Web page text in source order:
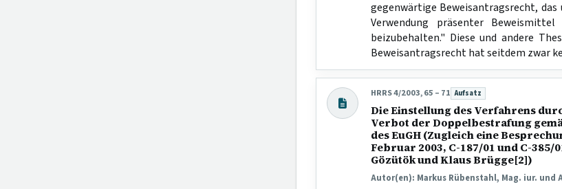
gegenwärtige Beweisantragsrecht,
Verwendung präsenter
beizubehalten." Diese und andere
Beweisantragsrecht hat seitdem zwar
HRRS 4/2003, 65 – 71 Beitragsart:
Aufsatz
Die Einstellung des Verfahrens
Verbot der Doppelbestrafung
des EuGH (Zugleich eine
Februar 2003, C-187/01 und C-
Gözütök und Klaus Brügge[2])
Autor(en): Markus Rübenstahl, Mag. iur. und